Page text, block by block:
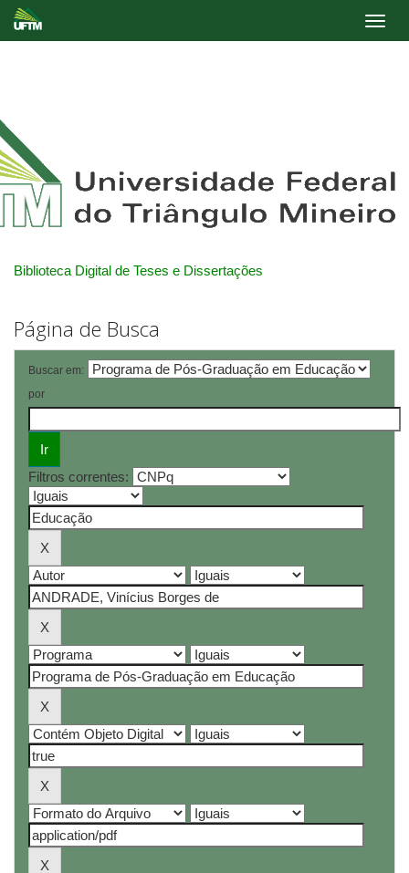
Biblioteca Digital de Teses e Dissertações
Página de Busca
Buscar em:
por
Filtros correntes: